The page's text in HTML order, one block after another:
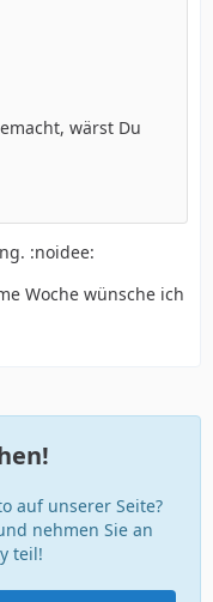
wärst Du
:noidee:
Woche wünsche ich
auf unserer Seite?
nehmen Sie an
teil!